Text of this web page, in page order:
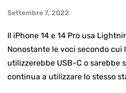
Settembre 7, 2022
Il iPhone 14 e 14 Pro usa
Nonostante le voci secondo cui
utilizzerebbe USB-C o sarebbe
continua a utilizzare lo stesso